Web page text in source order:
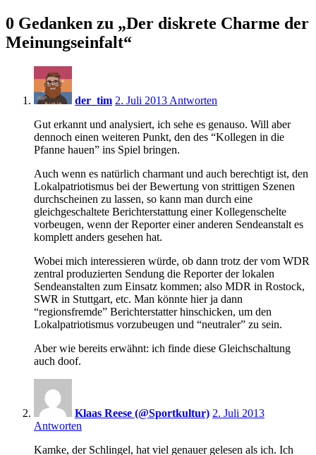
0 Gedanken zu „Der diskrete Charme der
Meinungseinfalt“
der_tim 2. Juli 2013 Antworten
Gut erkannt und analysiert, ich sehe es genauso. Will aber
dennoch einen weiteren Punkt, den des “Kollegen in die
Pfanne hauen” ins Spiel bringen.
Auch wenn es natürlich charmant und auch berechtigt ist, den
Lokalpatriotismus bei der Bewertung von strittigen Szenen
durchscheinen zu lassen, so kann man durch eine
gleichgeschaltete Berichterstattung einer Kollegenschelte
vorbeugen, wenn der Reporter einer anderen Sendeanstalt es
komplett anders gesehen hat.
Wobei mich interessieren würde, ob dann trotz der vom WDR
zentral produzierten Sendung die Reporter der lokalen
Sendeanstalten zum Einsatz kommen; also MDR in Rostock,
SWR in Stuttgart, etc. Man könnte hier ja dann
“regionsfremde” Berichterstatter hinschicken, um den
Lokalpatriotismus vorzubeugen und “neutraler” zu sein.
Aber wie bereits erwähnt: ich finde diese Gleichschaltung
auch doof.
Klaas Reese (@Sportkultur) 2. Juli 2013
Antworten
Kamke, der Schlingel, hat viel genauer gelesen als ich. Ich